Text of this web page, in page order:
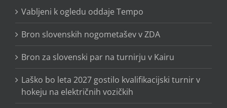
Vabljeni k ogledu oddaje Tempo
Bron slovenskih nogometašev v ZDA
Bron za slovenski par na turnirju v Kairu
Laško bo leta 2027 gostilo kvalifikacijski turnir v
hokeju na električnih vozičkih